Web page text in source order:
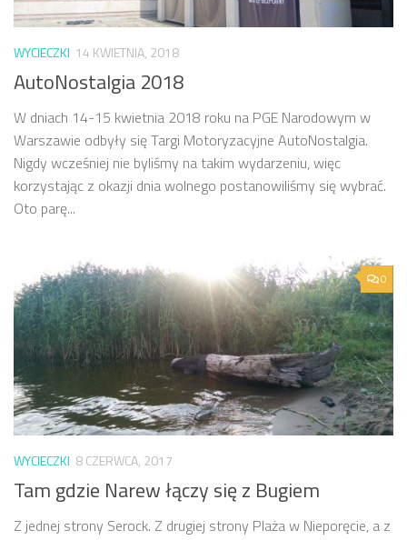
WYCIECZKI 14 KWIETNIA, 2018
AutoNostalgia 2018
W dniach 14-15 kwietnia 2018 roku na PGE Narodowym w
Warszawie odbyły się Targi Motoryzacyjne AutoNostalgia.
Nigdy wcześniej nie byliśmy na takim wydarzeniu, więc
korzystając z okazji dnia wolnego postanowiliśmy się wybrać.
Oto parę...
0
WYCIECZKI 8 CZERWCA, 2017
Tam gdzie Narew łączy się z Bugiem
Z jednej strony Serock. Z drugiej strony Plaża w Nieporęcie, a z